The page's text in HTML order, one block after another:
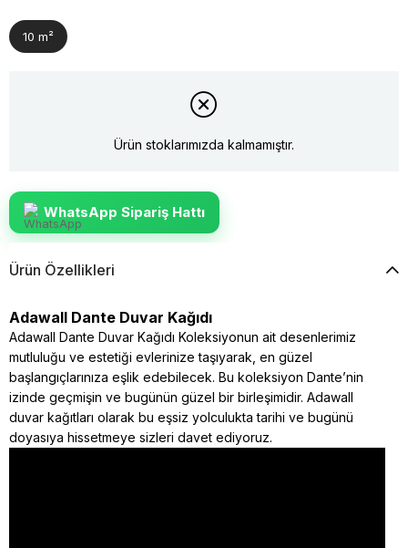
10 m²
Ürün stoklarımızda kalmamıştır.
WhatsApp Sipariş Hattı
Ürün Özellikleri
Adawall Dante Duvar Kağıdı
Adawall Dante Duvar Kağıdı Koleksiyonun ait desenlerimiz
mutluluğu ve estetiği evlerinize taşıyarak, en güzel
başlangıçlarınıza eşlik edebilecek. Bu koleksiyon Dante’nin
izinde geçmişin ve bugünün güzel bir birleşimidir. Adawall
duvar kağıtları olarak bu eşsiz yolculukta tarihi ve bugünü
doyasıya hissetmeye sizleri davet ediyoruz.